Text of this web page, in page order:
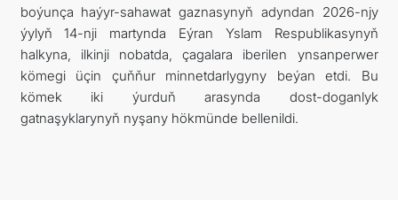
boýunça haýyr-sahawat gaznasynyň adyndan 2026-njy
ýylyň 14-nji martynda Eýran Yslam Respublikasynyň
halkyna, ilkinji nobatda, çagalara iberilen ynsanperwer
kömegi üçin çuňňur minnetdarlygyny beýan etdi. Bu
kömek iki ýurduň arasynda dost-doganlyk
gatnaşyklarynyň nyşany hökmünde bellenildi.